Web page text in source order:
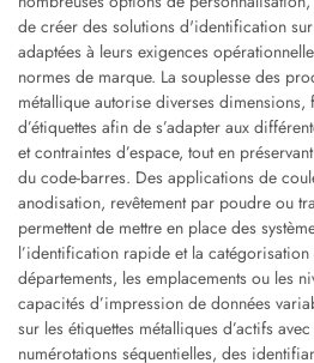
de créer des solutions d'identification
adaptées à leurs exigences
normes de marque. La souplesse des
métallique autorise diverses dimensions,
d’étiquettes afin de s’adapter aux
et contraintes d’espace, tout en
du code-barres. Des applications de
anodisation, revêtement par poudre ou
permettent de mettre en place des
l’identification rapide et la
départements, les emplacements ou les
capacités d’impression de données
sur les étiquettes métalliques d’actifs
numérotations séquentielles, des